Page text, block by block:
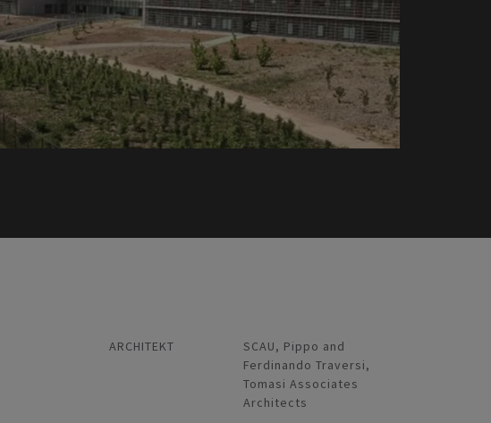
ARCHITEKT
SCAU, Pippo and
Ferdinando Traversi,
Tomasi Associates
Architects